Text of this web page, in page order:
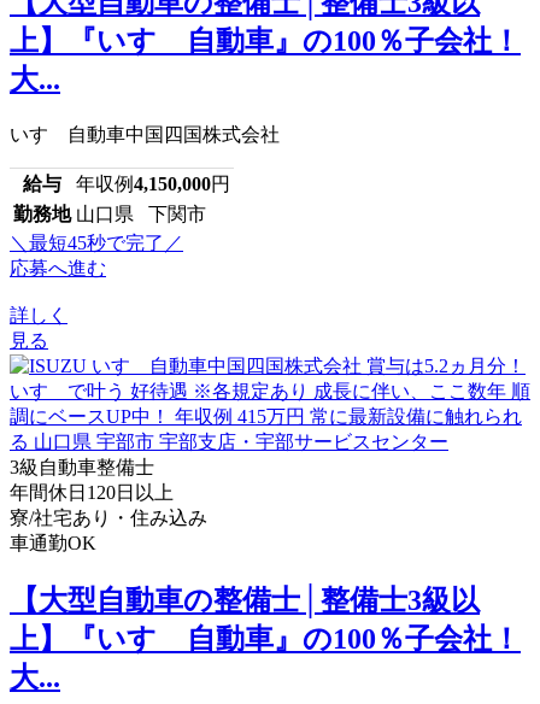
上】『いすゞ自動車』の100％子会社！
大...
いすゞ自動車中国四国株式会社
給与 年収例4,150,000円
勤務地 山口県 下関市
＼最短45秒で完了／
応募へ進む
詳しく
見る
3級自動車整備士
年間休日120日以上
寮/社宅あり・住み込み
車通勤OK
【大型自動車の整備士│整備士3級以
上】『いすゞ自動車』の100％子会社！
大...